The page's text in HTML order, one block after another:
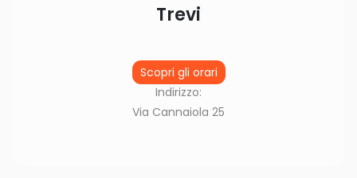
Trevi
Scopri gli orari
Indirizzo:
Via Cannaiola 25